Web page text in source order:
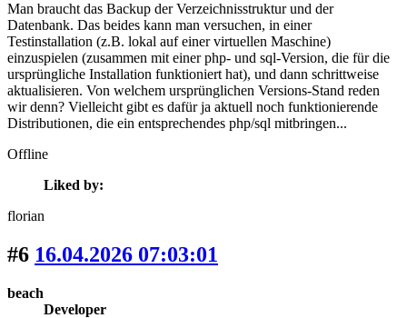
Man braucht das Backup der Verzeichnisstruktur und der
Datenbank. Das beides kann man versuchen, in einer
Testinstallation (z.B. lokal auf einer virtuellen Maschine)
einzuspielen (zusammen mit einer php- und sql-Version, die für die
ursprüngliche Installation funktioniert hat), und dann schrittweise
aktualisieren. Von welchem ursprünglichen Versions-Stand reden
wir denn? Vielleicht gibt es dafür ja aktuell noch funktionierende
Distributionen, die ein entsprechendes php/sql mitbringen...
Offline
Liked by:
florian
#6 16.04.2026 07:03:01
beach
Developer